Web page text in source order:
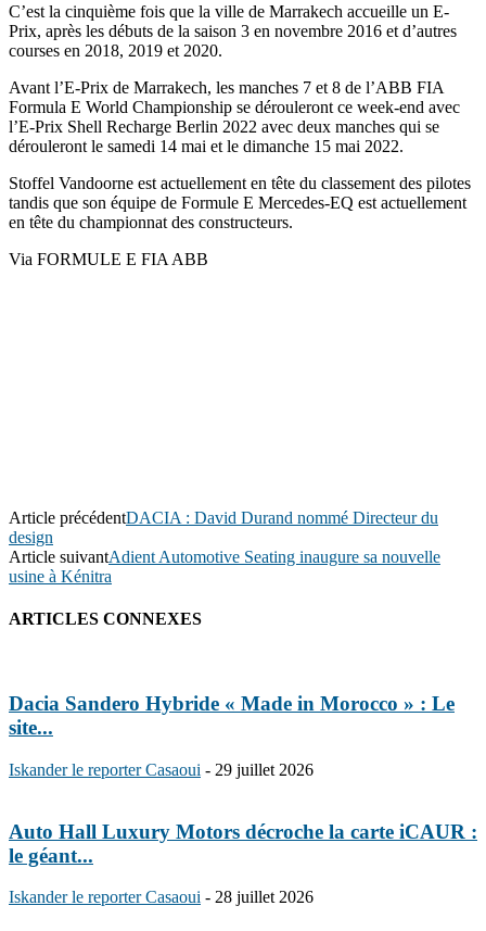
C’est la cinquième fois que la ville de Marrakech accueille un E-
Prix, après les débuts de la saison 3 en novembre 2016 et d’autres
courses en 2018, 2019 et 2020.
Avant l’E-Prix de Marrakech, les manches 7 et 8 de l’ABB FIA
Formula E World Championship se dérouleront ce week-end avec
l’E-Prix Shell Recharge Berlin 2022 avec deux manches qui se
dérouleront le samedi 14 mai et le dimanche 15 mai 2022.
Stoffel Vandoorne est actuellement en tête du classement des pilotes
tandis que son équipe de Formule E Mercedes-EQ est actuellement
en tête du championnat des constructeurs.
Via FORMULE E FIA ABB
Article précédentDACIA : David Durand nommé Directeur du
design
Article suivantAdient Automotive Seating inaugure sa nouvelle
usine à Kénitra
ARTICLES CONNEXES
Dacia Sandero Hybride « Made in Morocco » : Le
site...
Iskander le reporter Casaoui - 29 juillet 2026
Auto Hall Luxury Motors décroche la carte iCAUR :
le géant...
Iskander le reporter Casaoui - 28 juillet 2026